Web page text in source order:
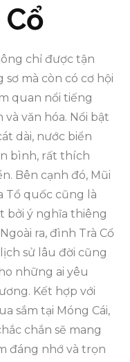
chỉ được tận
mà còn có cơ hội
quan nổi tiếng
văn hóa. Nổi bật
dài, nước biển
bình, rất thích
Bên cạnh đó, Mũi
Tổ quốc cũng là
bởi ý nghĩa thiêng
ra, đình Trà Cổ
sử lâu đời cũng
những ai yêu
Kết hợp với
sắm tại Móng Cái,
chắn sẽ mang
đáng nhớ và trọn